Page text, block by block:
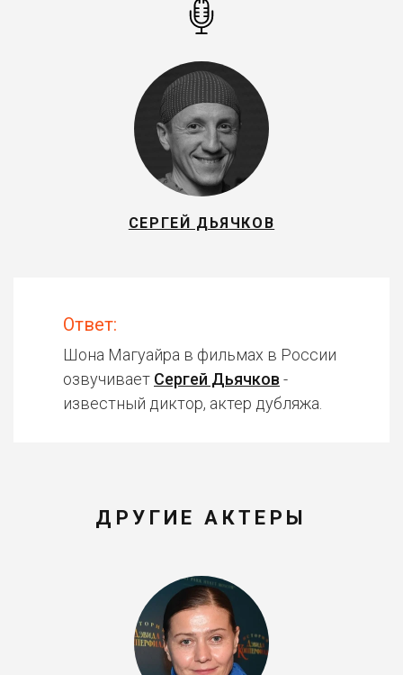
СЕРГЕЙ ДЬЯЧКОВ
Ответ:
Шона Магуайра в фильмах в России
озвучивает Сергей Дьячков -
известный диктор, актер дубляжа.
ДРУГИЕ АКТЕРЫ